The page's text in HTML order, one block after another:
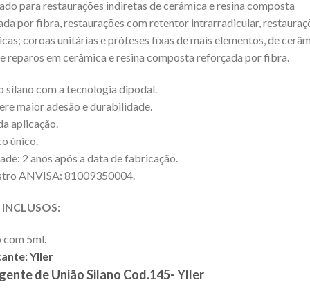
para restaurações indiretas de cerâmica e resina composta
por fibra, restaurações com retentor intrarradicular,
coroas unitárias e próteses fixas de mais elementos, de
reparos em cerâmica e resina composta reforçada por fibra.
silano com a tecnologia dipodal.
maior adesão e durabilidade.
aplicação.
único.
2 anos após a data de fabricação.
ANVISA: 81009350004.
INCLUSOS:
5ml.
Yller
de União Silano Cod.145- Yller